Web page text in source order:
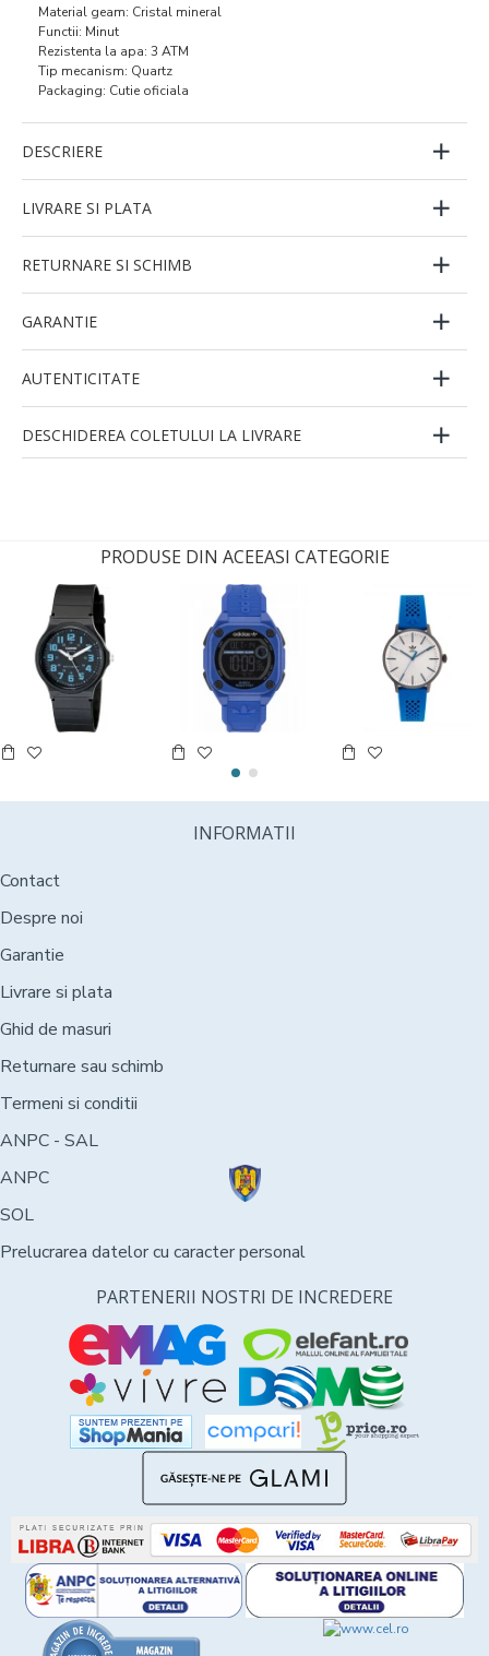
Material geam: Cristal mineral
Functii: Minut
Rezistenta la apa: 3 ATM
Tip mecanism: Quartz
Packaging: Cutie oficiala
DESCRIERE
LIVRARE SI PLATA
RETURNARE SI SCHIMB
GARANTIE
AUTENTICITATE
DESCHIDEREA COLETULUI LA LIVRARE
PRODUSE DIN ACEEASI CATEGORIE
INFORMATII
Contact
Despre noi
Garantie
Livrare si plata
Ghid de masuri
Returnare sau schimb
Termeni si conditii
ANPC - SAL
ANPC
SOL
Prelucrarea datelor cu caracter personal
PARTENERII NOSTRI DE INCREDERE